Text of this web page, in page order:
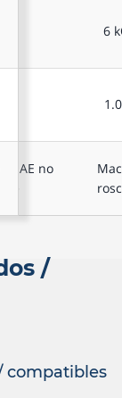
6
SAE no
/
compatibles